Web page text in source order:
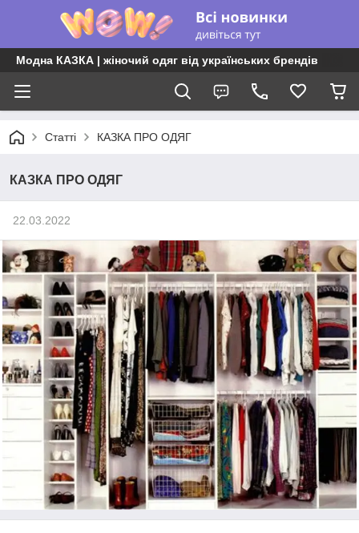
Модна КАЗКА | жіночий одяг від українських брендів
Статті КАЗКА ПРО ОДЯГ
КАЗКА ПРО ОДЯГ
22.03.2022